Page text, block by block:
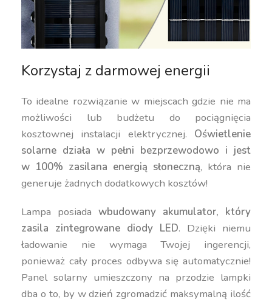
Korzystaj z darmowej energii
To idealne rozwiązanie w miejscach gdzie nie ma
możliwości lub budżetu do pociągnięcia
kosztownej instalacji elektrycznej. Oświetlenie
solarne działa w pełni bezprzewodowo i jest
w 100% zasilana energią słoneczną, która nie
generuje żadnych dodatkowych kosztów!
Lampa posiadawbudowany akumulator, który
zasila zintegrowane diody LED. Dzięki niemu
ładowanie nie wymaga Twojej ingerencji,
ponieważ cały proces odbywa się automatycznie!
Panel solarny umieszczony na przodzie lampki
dba o to, by w dzień zgromadzić maksymalną ilość